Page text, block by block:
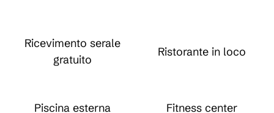
Ricevimento serale
gratuito
Ristorante in loco
Piscina esterna Fitness center